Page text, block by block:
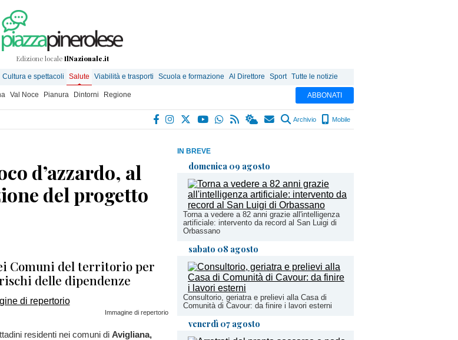
Edizione locale IlNazionale.it
Cultura e spettacoli Salute Viabilità e trasporti Scuola e formazione Al Direttore Sport Tutte le notizie
Val Noce Pianura Dintorni Regione ABBONATI
Archivio Mobile
IN BREVE
domenica 09 agosto
Torna a vedere a 82 anni grazie all'intelligenza
artificiale: intervento da record al San Luigi di
Orbassano
sabato 08 agosto
Consultorio, geriatra e prelievi alla Casa di
Comunità di Cavour: da finire i lavori esterni
venerdì 07 agosto
d’azzardo, al
del progetto
Comuni del territorio per
delle dipendenze
Immagine di repertorio
residenti nei comuni di Avigliana,